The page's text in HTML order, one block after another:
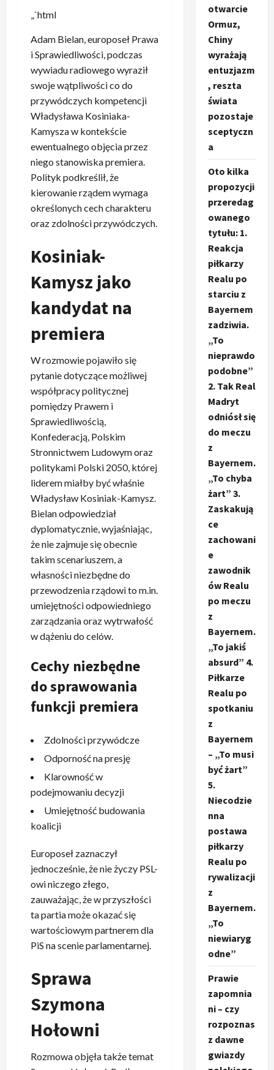
„`html
Adam Bielan, europoseł Prawa
i Sprawiedliwości, podczas
wywiadu radiowego wyraził
swoje wątpliwości co do
przywódczych kompetencji
Władysława Kosiniaka-
Kamysza w kontekście
ewentualnego objęcia przez
niego stanowiska premiera.
Polityk podkreślił, że
kierowanie rządem wymaga
określonych cech charakteru
oraz zdolności przywódczych.
Kosiniak-
Kamysz jako
kandydat na
premiera
W rozmowie pojawiło się
pytanie dotyczące możliwej
współpracy politycznej
pomiędzy Prawem i
Sprawiedliwością,
Konfederacją, Polskim
Stronnictwem Ludowym oraz
politykami Polski 2050, której
liderem miałby być właśnie
Władysław Kosiniak-Kamysz.
Bielan odpowiedział
dyplomatycznie, wyjaśniając,
że nie zajmuje się obecnie
takim scenariuszem, a
własności niezbędne do
przewodzenia rządowi to m.in.
umiejętności odpowiedniego
zarządzania oraz wytrwałość
w dążeniu do celów.
Cechy niezbędne
do sprawowania
funkcji premiera
Zdolności przywódcze
Odporność na presję
Klarowność w
podejmowaniu decyzji
Umiejętność budowania
koalicji
Europoseł zaznaczył
jednocześnie, że nie życzy PSL-
owi niczego złego,
zauważając, że w przyszłości
ta partia może okazać się
wartościowym partnerem dla
PiS na scenie parlamentarnej.
Sprawa
Szymona
Hołowni
Rozmowa objęła także temat
otwarcie
Ormuz,
Chiny
wyrażają
entuzjazm
, reszta
świata
pozostaje
sceptyczn
a
Oto kilka
propozycji
przeredag
owanego
tytułu: 1.
Reakcja
piłkarzy
Realu po
starciu z
Bayernem
zadziwia.
„To
nieprawdo
podobne”
2. Tak Real
Madryt
odniósł się
do meczu
z
Bayernem.
„To chyba
żart” 3.
Zaskakują
ce
zachowani
e
zawodnik
ów Realu
po meczu
z
Bayernem.
„To jakiś
absurd” 4.
Piłkarze
Realu po
spotkaniu
z
Bayernem
– „To musi
być żart”
5.
Niecodzie
nna
postawa
piłkarzy
Realu po
rywalizacji
z
Bayernem.
„To
niewiaryg
odne”
Prawie
zapomnia
ni – czy
rozpoznas
z dawne
gwiazdy